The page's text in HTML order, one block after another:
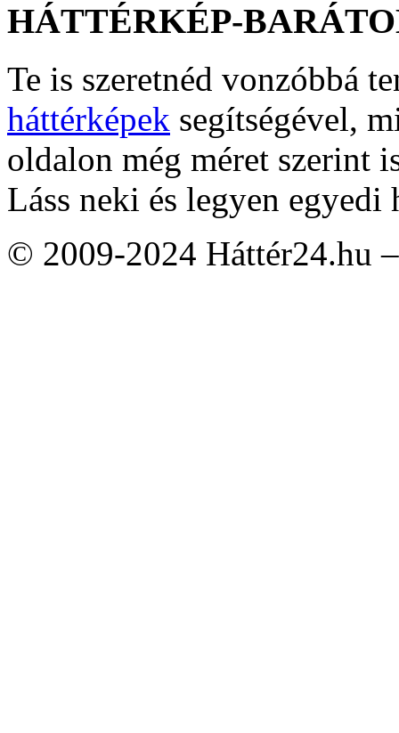
HÁTTÉRKÉP-
Te is szeretnéd vonzóbbá
háttérképek segítségével,
oldalon még méret szerint
Láss neki és legyen egyedi
© 2009-2024 Háttér24.hu